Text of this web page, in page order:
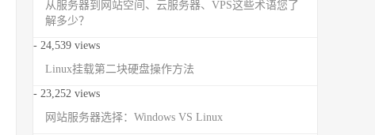
从服务器到网站空间、云服务器、VPS这些术语您了
解多少？
- 24,539 views
Linux挂载第二块硬盘操作方法
- 23,252 views
网站服务器选择：Windows VS Linux